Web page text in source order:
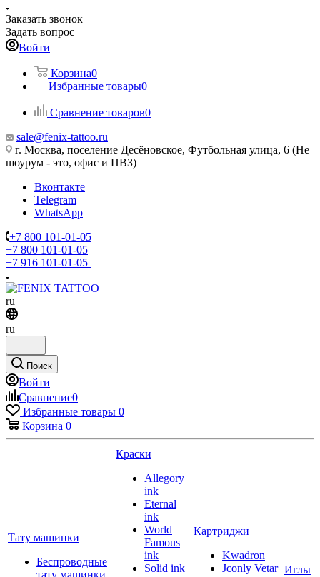
Заказать звонок
Задать вопрос
Войти
Корзина0
Избранные товары0
Сравнение товаров0
sale@fenix-tattoo.ru
г. Москва, поселение Десёновское, Футбольная улица, 6 (Не
шоурум - это, офис и ПВЗ)
Вконтакте
Telegram
WhatsApp
+7 800 101-01-05
+7 800 101-01-05
+7 916 101-01-05
ru
ru
Поиск
Войти
Сравнение0
Избранные товары 0
Корзина 0
Тату машинки
Беспроводные
тату машинки
Краски
Allegory
ink
Eternal
ink
World
Famous
ink
Solid ink
Картриджи
Kwadron
Jconly Vetar Иглы